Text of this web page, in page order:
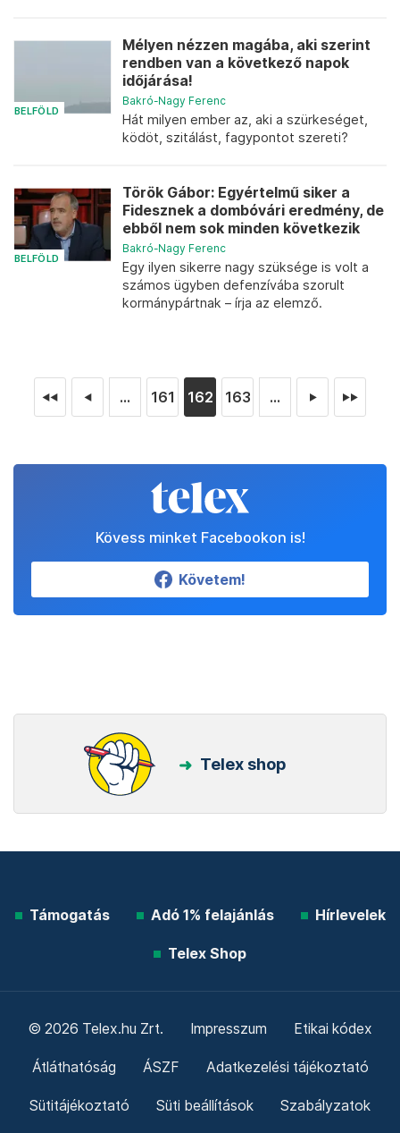
BELFÖLD
Mélyen nézzen magába, aki szerint
rendben van a következő napok
időjárása!
Bakró-Nagy Ferenc
Hát milyen ember az, aki a szürkeséget,
ködöt, szitálást, fagypontot szereti?
BELFÖLD
Török Gábor: Egyértelmű siker a
Fidesznek a dombóvári eredmény, de
ebből nem sok minden következik
Bakró-Nagy Ferenc
Egy ilyen sikerre nagy szüksége is volt a
számos ügyben defenzívába szorult
kormánypártnak – írja az elemző.
◄◄ ◄ ... 161 162 163 ... ► ►►
Kövess minket Facebookon is!
Követem!
Telex shop
Támogatás Adó 1% felajánlás Hírlevelek
Telex Shop
© 2026 Telex.hu Zrt. Impresszum Etikai kódex
Átláthatóság ÁSZF Adatkezelési tájékoztató
Sütitájékoztató Süti beállítások Szabályzatok